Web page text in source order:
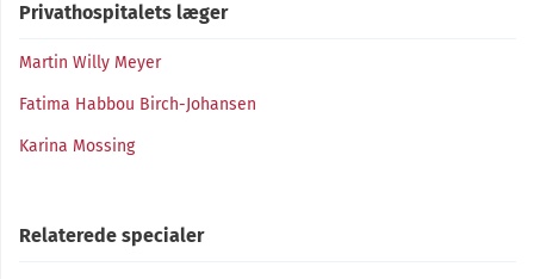
Privathospitalets læger
Martin Willy Meyer
Fatima Habbou Birch-Johansen
Karina Mossing
Relaterede specialer